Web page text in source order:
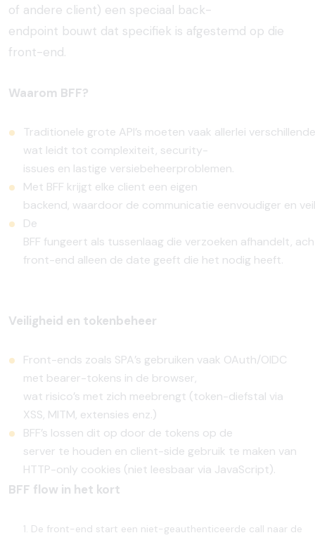
of andere client) een speciaal back-
endpoint bouwt dat specifiek is afgestemd op die
front-end.
Waarom BFF?
Traditionele grote API’s moeten vaak allerlei verschillende
wat leidt tot complexiteit, security-
issues en lastige versiebeheerproblemen.
Met BFF krijgt elke client een eigen
backend, waardoor de communicatie eenvoudiger en
De
BFF fungeert als tussenlaag die verzoeken afhandelt,
front-end alleen de date geeft die het nodig heeft.
Veiligheid en tokenbeheer
Front-ends zoals SPA’s gebruiken vaak OAuth/OIDC
met bearer-tokens in de browser,
wat risico’s met zich meebrengt (token-diefstal via
XSS, MITM, extensies enz.)
BFF’s lossen dit op door de tokens op de
server te houden en client-side gebruik te maken van
HTTP-only cookies (niet leesbaar via JavaScript).
BFF flow in het kort
De front-end start een niet-geauthenticeerde call naar de